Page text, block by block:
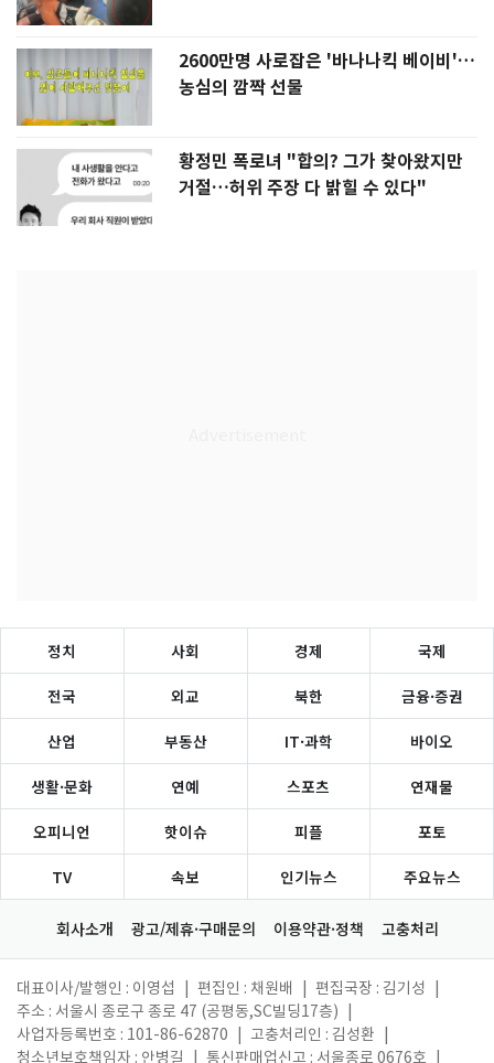
2600만명 사로잡은 '바나나킥 베이비'…
농심의 깜짝 선물
황정민 폭로녀 "합의? 그가 찾아왔지만
거절…허위 주장 다 밝힐 수 있다"
정치 사회 경제 국제
전국 외교 북한 금융·증권
산업 부동산 IT·과학 바이오
생활·문화 연예 스포츠 연재물
오피니언 핫이슈 피플 포토
TV 속보 인기뉴스 주요뉴스
회사소개 광고/제휴·구매문의 이용약관·정책 고충처리
대표이사/발행인 : 이영섭 편집인 : 채원배 편집국장 : 김기성
주소 : 서울시 종로구 종로 47 (공평동,SC빌딩17층)
사업자등록번호 : 101-86-62870
고충처리인 : 김성환
청소년보호책임자 : 안병길
통신판매업신고 : 서울종로 0676호